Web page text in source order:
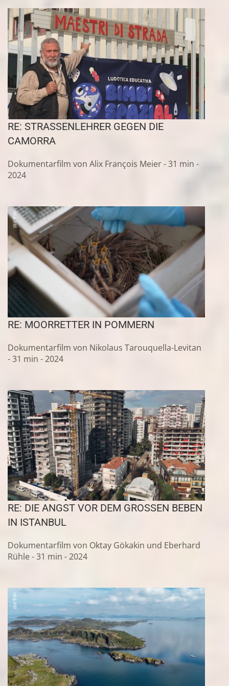
RE: STRASSENLEHRER GEGEN DIE
CAMORRA
Dokumentarfilm von Alix François Meier - 31 min -
2024
RE: MOORRETTER IN POMMERN
Dokumentarfilm von Nikolaus Tarouquella-Levitan
- 31 min - 2024
RE: DIE ANGST VOR DEM GROSSEN BEBEN I
N ISTANBUL
Dokumentarfilm von Oktay Gökakin und Eberhard
Rühle - 31 min - 2024